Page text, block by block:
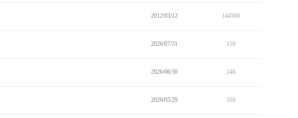
2012/03/12 144500
2026/07/31 110
2026/06/30 246
2026/05/29 318